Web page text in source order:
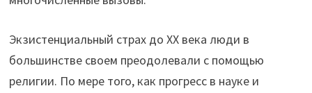
Экзистенциальный страх до XX века люди в
большинстве своем преодолевали с помощью
религии. По мере того, как прогресс в науке и